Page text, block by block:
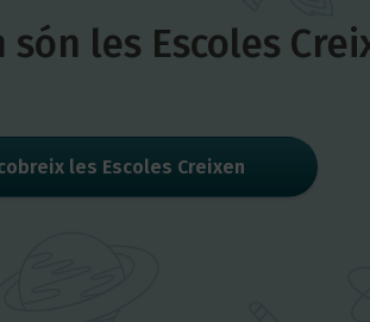
les Escoles
les Escoles Creixen